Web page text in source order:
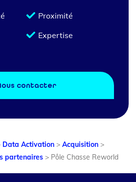
Proximité
Expertise
contacter
Data Activation > Acquisition >
partenaires > Pôle Chasse Reworld